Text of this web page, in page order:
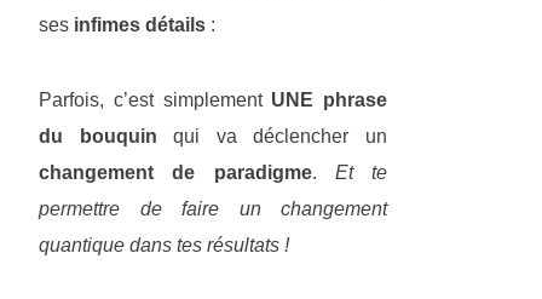
ses infimes détails :
Parfois, c’est simplement UNE phrase
du bouquin qui va déclencher un
changement de paradigme. Et te
permettre de faire un changement
quantique dans tes résultats !